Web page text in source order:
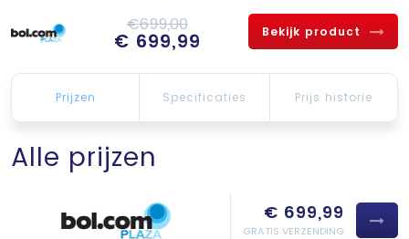
€699,00
€ 699,99 Bekijk product
Prijzen Specificaties Prijs historie
Alle prijzen
€ 699,99
GRATIS VERZENDING